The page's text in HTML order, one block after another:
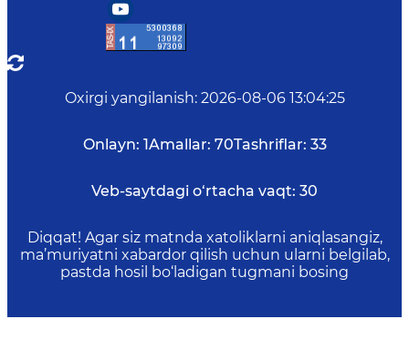
Oxirgi yangilanish: 2026-08-06 13:04:25
Onlayn: 1Amallar: 70Tashriflar: 33
Veb-saytdagi o‘rtacha vaqt: 30
Diqqat! Agar siz matnda xatoliklarni aniqlasangiz,
ma’muriyatni xabardor qilish uchun ularni belgilab,
pastda hosil bo‘ladigan tugmani bosing